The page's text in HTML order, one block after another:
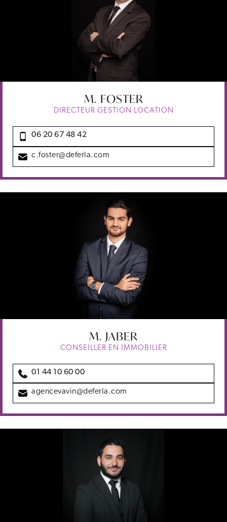
M. FOSTER
DIRECTEUR GESTION LOCATION
06 20 67 48 42
c.foster@deferla.com
M. JABER
CONSEILLER EN IMMOBILIER
01 44 10 60 00
agencevavin@deferla.com